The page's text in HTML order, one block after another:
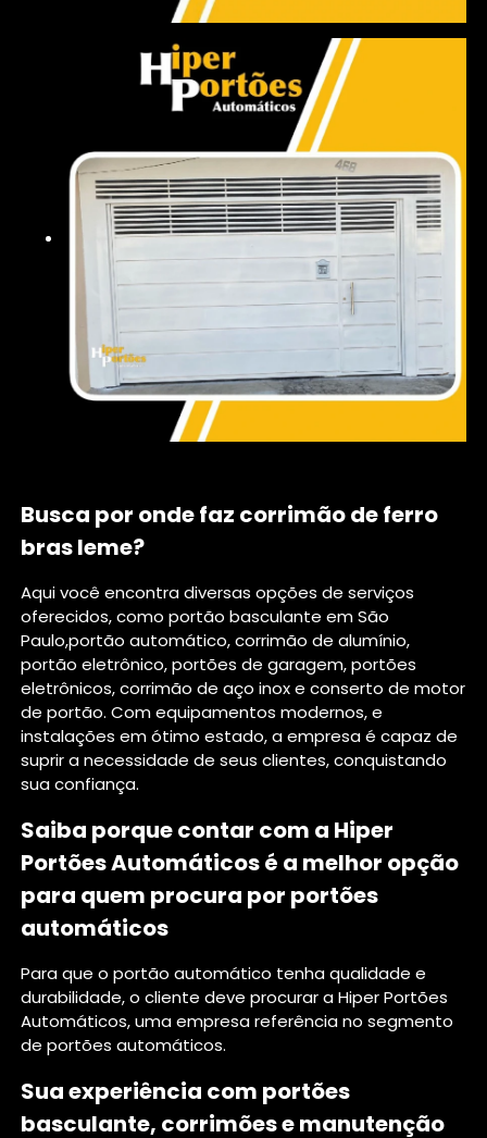
Busca por onde faz corrimão de ferro
bras leme?
Aqui você encontra diversas opções de serviços
oferecidos, como portão basculante em São
Paulo,portão automático, corrimão de alumínio,
portão eletrônico, portões de garagem, portões
eletrônicos, corrimão de aço inox e conserto de motor
de portão. Com equipamentos modernos, e
instalações em ótimo estado, a empresa é capaz de
suprir a necessidade de seus clientes, conquistando
sua confiança.
Saiba porque contar com a Hiper
Portões Automáticos é a melhor opção
para quem procura por portões
automáticos
Para que o portão automático tenha qualidade e
durabilidade, o cliente deve procurar a Hiper Portões
Automáticos, uma empresa referência no segmento
de portões automáticos.
Sua experiência com portões
basculante, corrimões e manutenção